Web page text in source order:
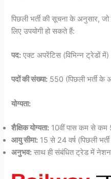
पिछली भर्ती की सूचना के अनुसार,
लिए उपयोगी हो सकते हैं:
पद: एक्ट अपरेंटिस (विभिन्न ट्रेडों में)
पदों की संख्या: 550 (पिछली भर्ती के
योग्यता:
शैक्षिक योग्यता: 10वीं पास कम से
आयु सीमा: 15 से 24 वर्ष (पिछली
अनुभव: साथ ही संबंधित ट्रेड में